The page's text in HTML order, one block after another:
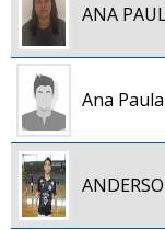
ANA
Ana